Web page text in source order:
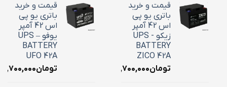
قیمت و خرید
باتری یو پی
اس 42 آمپر
زیکو - UPS
BATTERY
ZICO 42A
تومان۱۸,۷۰۰,۰۰۰
قیمت و خرید
باتری یو پی
اس 42 آمپر
یوفو – UPS
BATTERY
UFO 42A
تومان